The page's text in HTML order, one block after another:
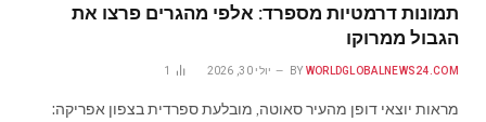
תמונות דרמטיות מספרד: אלפי מהגרים פרצו את
הגבול ממרוקו
BY WORLDGLOBALNEWS24.COM יולי 30, 2026 1
מראות יוצאי דופן מהעיר סאוטה, מובלעת ספרדית בצפון אפריקה: